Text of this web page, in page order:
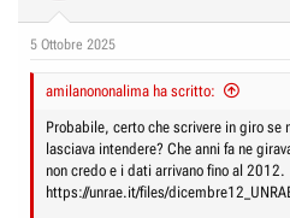
5 Ottobre 2025
amilanononalima ha scritto:
Probabile, certo che scrivere in giro se
lasciava intendere? Che anni fa ne
non credo e i dati arrivano fino al 2012.
https://unrae.it/files/